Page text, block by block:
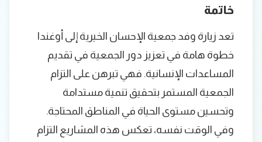
خاتمة
تعد زيارة وفد جمعية الإحسان الخيرية إلى أوغندا
خطوة هامة في تعزيز دور الجمعية في تقديم
المساعدات الإنسانية. فهي تبرهن على التزام
الجمعية المستمر بتحقيق تنمية مستدامة
وتحسين مستوى الحياة في المناطق المحتاجة.
وفي الوقت نفسه، تعكس هذه المشاريع التزام